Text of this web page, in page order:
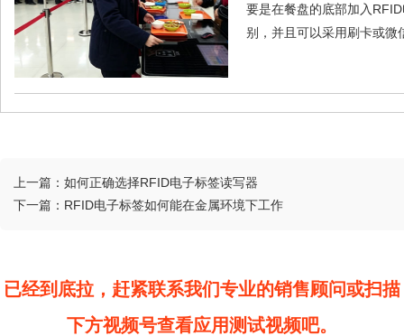
要是在餐盘的底部加入
别，并且可以采用刷卡或微
上一篇： 如何正确选择RFID电子标签读写器
下一篇： RFID电子标签如何能在金属环境下工作
已经到底拉，赶紧联系我们专业的销售顾问或扫描
下方视频号查看应用测试视频吧。